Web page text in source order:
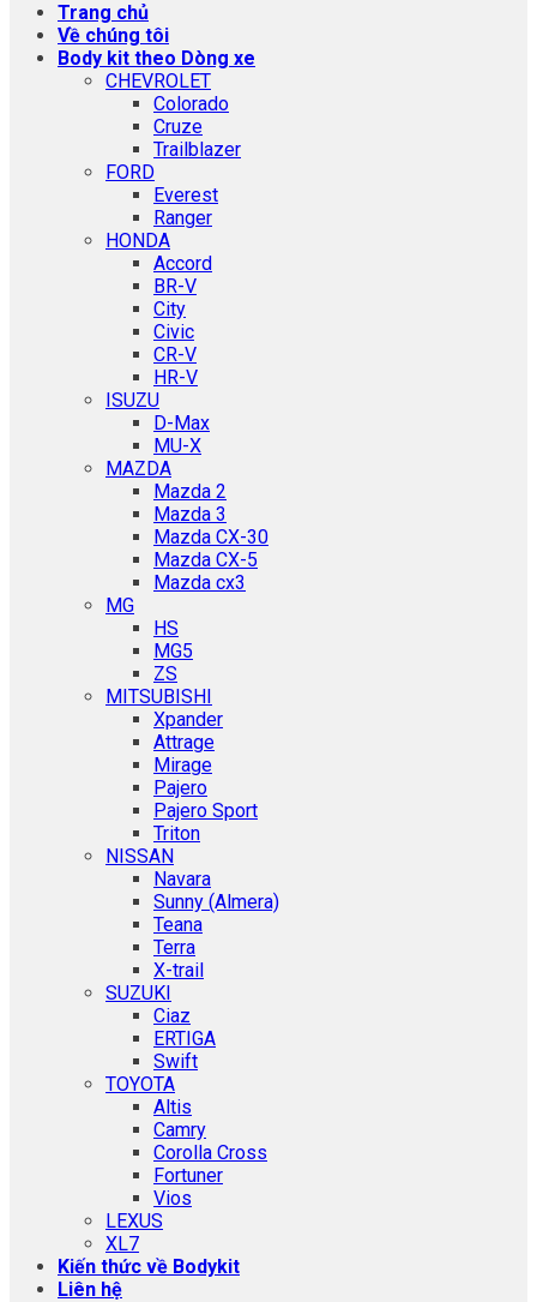
Trang chủ
Về chúng tôi
Body kit theo Dòng xe
CHEVROLET
Colorado
Cruze
Trailblazer
FORD
Everest
Ranger
HONDA
Accord
BR-V
City
Civic
CR-V
HR-V
ISUZU
D-Max
MU-X
MAZDA
Mazda 2
Mazda 3
Mazda CX-30
Mazda CX-5
Mazda cx3
MG
HS
MG5
ZS
MITSUBISHI
Xpander
Attrage
Mirage
Pajero
Pajero Sport
Triton
NISSAN
Navara
Sunny (Almera)
Teana
Terra
X-trail
SUZUKI
Ciaz
ERTIGA
Swift
TOYOTA
Altis
Camry
Corolla Cross
Fortuner
Vios
LEXUS
XL7
Kiến thức về Bodykit
Liên hệ